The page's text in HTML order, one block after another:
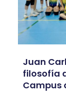
Juan
filosofía
Campus